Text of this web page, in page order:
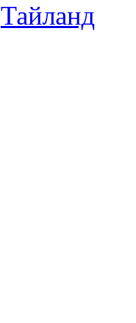
Тайланд